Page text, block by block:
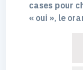
cases pour
« oui », le